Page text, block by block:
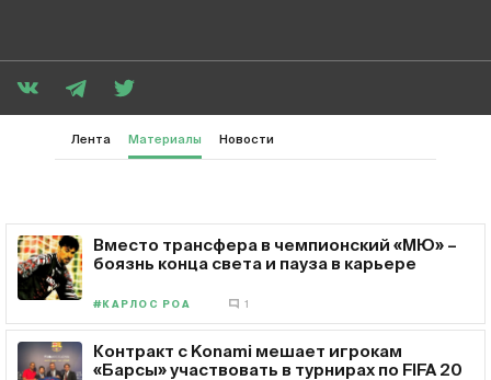
Лента Материалы Новости
Вместо трансфера в чемпионский «МЮ» –
боязнь конца света и пауза в карьере
#КАРЛОС РОА 1
Контракт с Konami мешает игрокам
«Барсы» участвовать в турнирах по FIFA 20